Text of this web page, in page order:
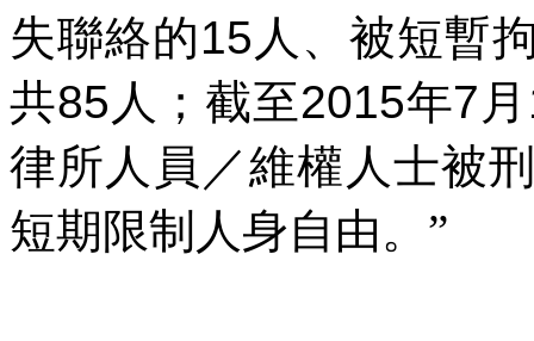
失聯絡的15 人、被短暫
共85 人；截至2015年7 月
律所人員／維權人士被
短期限制人身自由。”